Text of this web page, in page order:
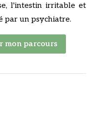
l'intestin irritable et
par un psychiatre.
mon parcours